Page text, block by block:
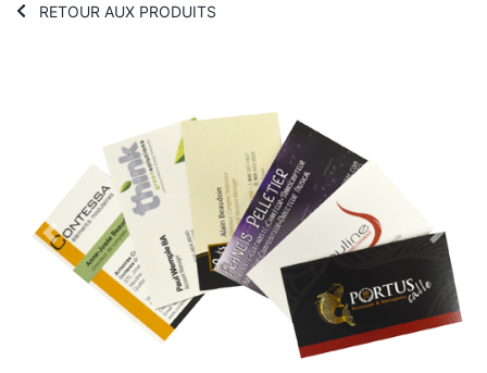
RETOUR AUX PRODUITS
Previous Next